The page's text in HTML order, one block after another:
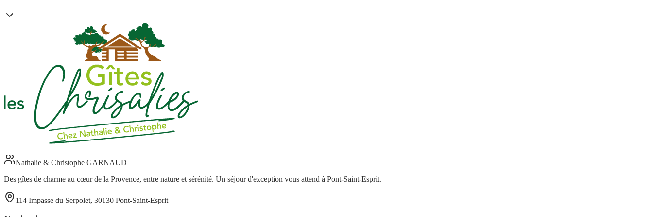
Nathalie & Christophe GARNAUD
Des gîtes de charme au cœur de la Provence, entre nature et sérénité. Un séjour d'exception vous attend à Pont-Saint-Esprit.
114 Impasse du Serpolet, 30130 Pont-Saint-Esprit